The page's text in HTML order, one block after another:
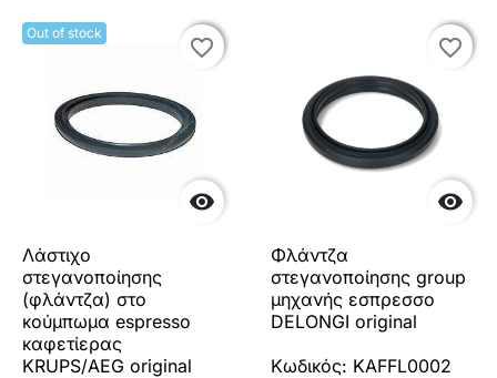
Out of stock

favorite_border
favorite_border
Λάστιχο
στεγανοποίησης
(φλάντζα) στο
κούμπωμα espresso
καφετίερας
KRUPS/AEG original

favorite_border
favorite_border
Φλάντζα
στεγανοποίησης group
μηχανής εσπρεσσο
DELONGI original
Κωδικός: KAFFL0002